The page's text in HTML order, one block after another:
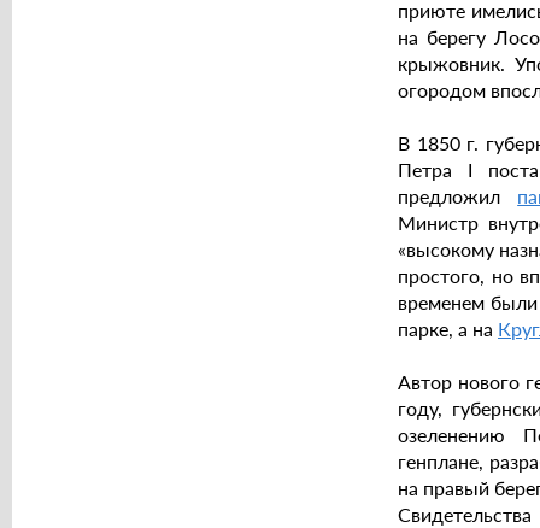
приюте
на берегу
крыжовник.
огородом
В 1850 г.
Петра I
предложил
Министр
«высокому
простого, но
временем были
парке, а на
Автор нового
году,
озеленению
генплане,
на правый